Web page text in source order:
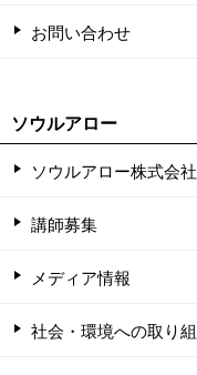
お問い合わせ
ソウルアロー
ソウルアロー株式会社
講師募集
メディア情報
社会・環境への取り